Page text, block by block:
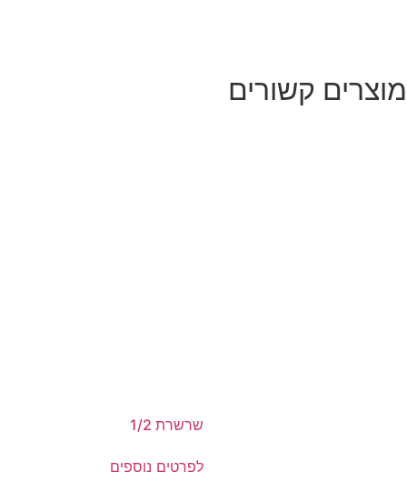
מוצרים קשורים
שרשרת 1/2
לפרטים נוספים